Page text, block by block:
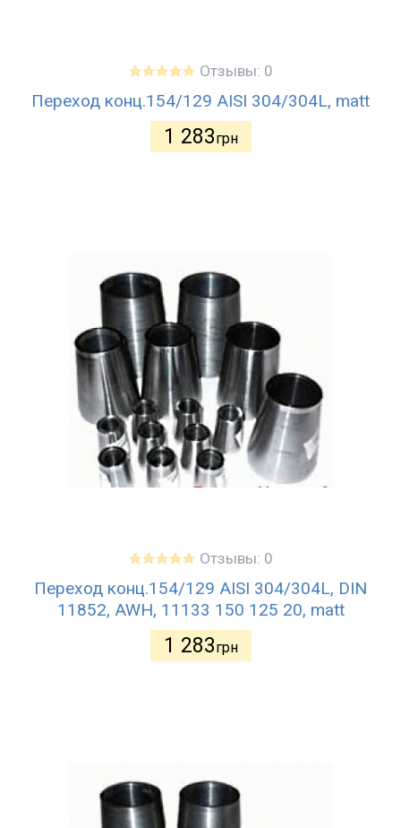
Отзывы: 0
Переход конц.154/129 AISI 304/304L, matt
1 283грн
Отзывы: 0
Переход конц.154/129 AISI 304/304L, DIN
11852, AWH, 11133 150 125 20, matt
1 283грн